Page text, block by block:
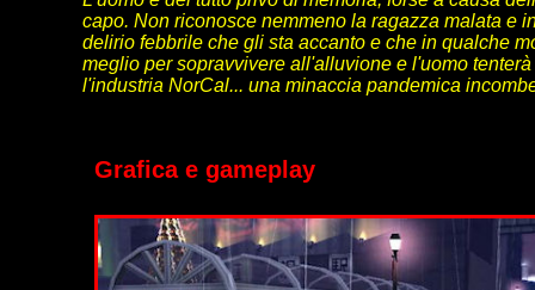
capo. Non riconosce nemmeno la ragazza malata e
delirio febbrile che gli sta accanto e che in qualche
meglio per sopravvivere all'alluvione e l'uomo
l'industria NorCal... una minaccia pandemica
Grafica e gameplay